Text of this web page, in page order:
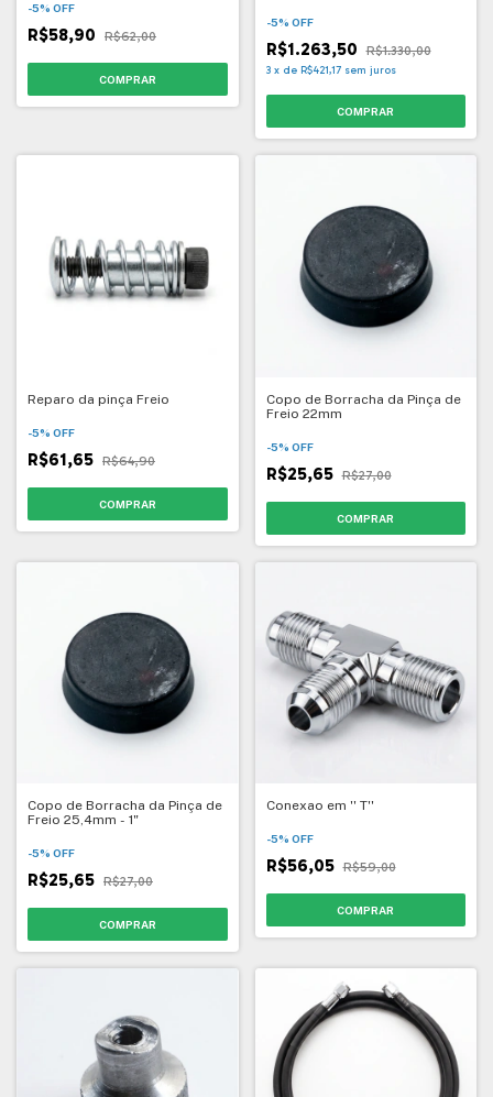
-5% OFF
R$58,90 R$62,00
-5% OFF
R$1.263,50 R$1.330,00
3 x de R$421,17 sem juros
Reparo da pinça Freio
-5% OFF
R$61,65 R$64,90
Copo de Borracha da Pinça de
Freio 22mm
-5% OFF
R$25,65 R$27,00
Copo de Borracha da Pinça de
Freio 25,4mm - 1"
-5% OFF
R$25,65 R$27,00
Conexao em '' T''
-5% OFF
R$56,05 R$59,00